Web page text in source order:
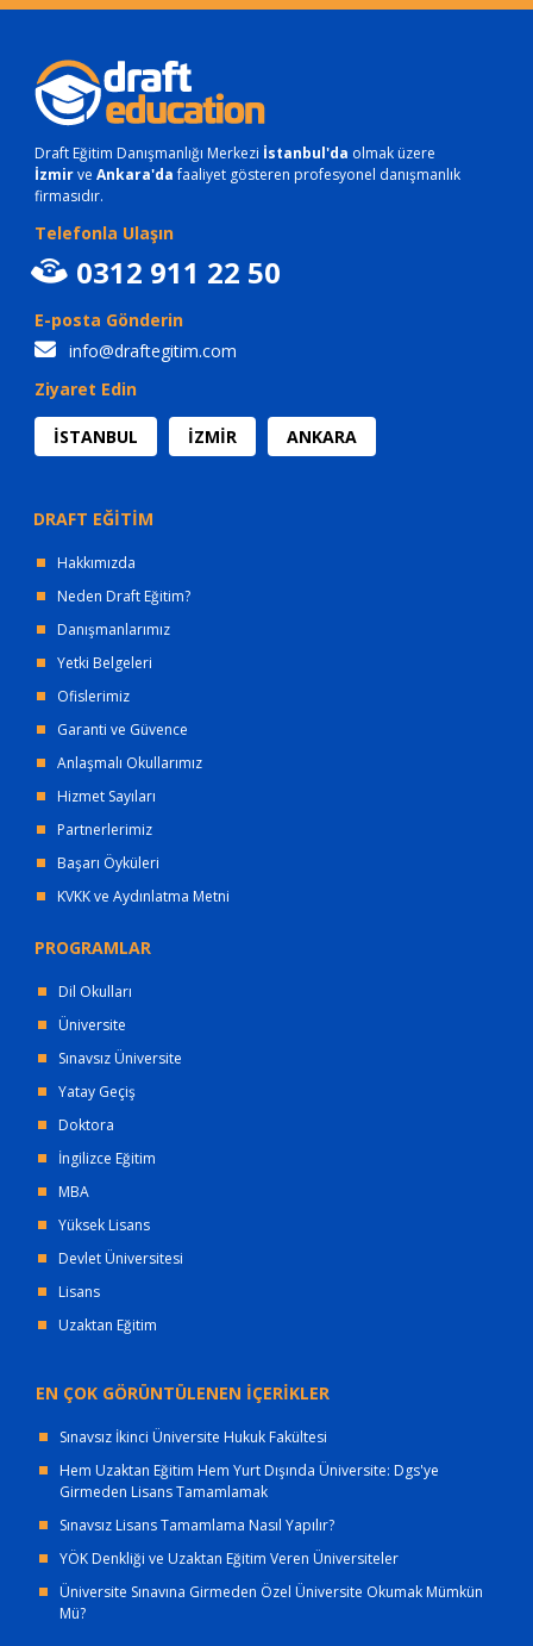
Draft Eğitim Danışmanlığı Merkezi İstanbul'da olmak üzere
İzmirve Ankara'dafaaliyet gösteren profesyonel danışmanlık
firmasıdır.
Telefonla Ulaşın
0312 911 22 50
E-posta Gönderin
info@draftegitim.com
Ziyaret Edin
İSTANBUL İZMİR ANKARA
DRAFT EĞİTİM
Hakkımızda
Neden Draft Eğitim?
Danışmanlarımız
Yetki Belgeleri
Ofislerimiz
Garanti ve Güvence
Anlaşmalı Okullarımız
Hizmet Sayıları
Partnerlerimiz
Başarı Öyküleri
KVKK ve Aydınlatma Metni
PROGRAMLAR
Dil Okulları
Üniversite
Sınavsız Üniversite
Yatay Geçiş
Doktora
İngilizce Eğitim
MBA
Yüksek Lisans
Devlet Üniversitesi
Lisans
Uzaktan Eğitim
EN ÇOK GÖRÜNTÜLENEN İÇERİKLER
Sınavsız İkinci Üniversite Hukuk Fakültesi
Hem Uzaktan Eğitim Hem Yurt Dışında Üniversite: Dgs'ye
Girmeden Lisans Tamamlamak
Sınavsız Lisans Tamamlama Nasıl Yapılır?
YÖK Denkliği ve Uzaktan Eğitim Veren Üniversiteler
Üniversite Sınavına Girmeden Özel Üniversite Okumak Mümkün
Mü?